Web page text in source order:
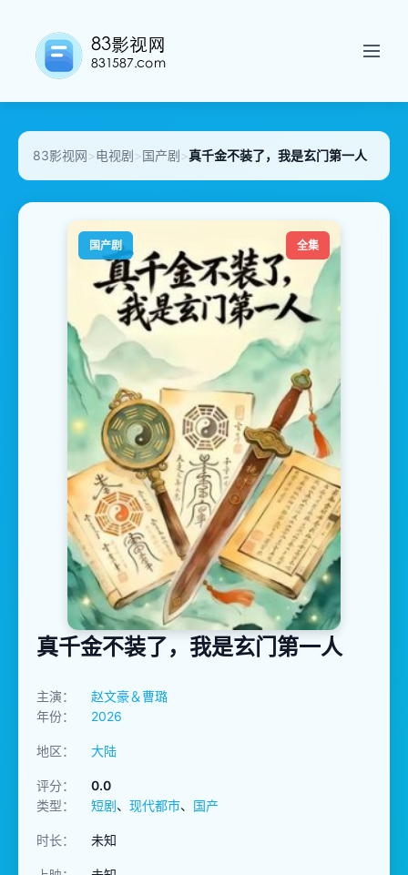
83影视网>电视剧>国产剧>真千金不装了，我是玄门第一人
国产剧 全集
真千金不装了，我是玄门第一人
主演：
赵文豪＆曹璐
年份：
2026
地区： 大陆
评分：
0.0
类型：
短剧、 现代都市、 国产
时长： 未知